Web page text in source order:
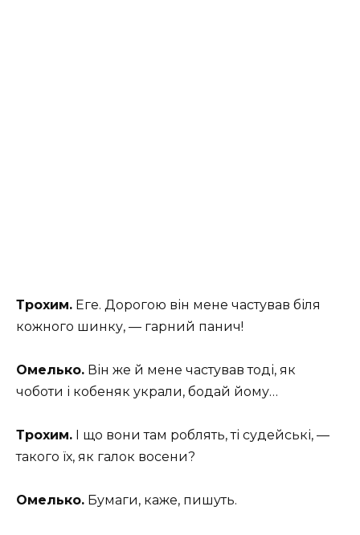
Трохим. Еге. Дорогою він мене частував біля
кожного шинку, — гарний панич!
Омелько. Він же й мене частував тоді, як
чоботи і кобеняк украли, бодай йому…
Трохим. І що вони там роблять, ті судейські, —
такого їх, як галок восени?
Омелько. Бумаги, каже, пишуть.